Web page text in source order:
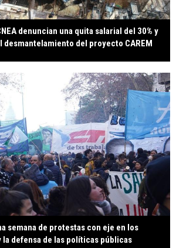
denuncian una quita salarial del 30% y
desmantelamiento del proyecto CAREM
semana de protestas con eje en los
la defensa de las políticas públicas